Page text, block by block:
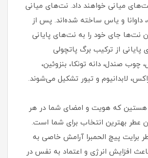
میانی خواهند داد. نت‌های میانی
داوانا و یاس ساخته شده‌اند. پس از
نت‌ها جای خود را به نت‌های پایانی
از ترکیب برگ پاتچولی
چوب صندل، دانه تونکا، بنزوئین،
لابدانیوم و تیور تشکیل می‌شوند.
هستین که هویت و امضای شما در هر
عطر بهترین انتخاب برای شما است.
برایت پیچ الحمبرا آرامش خاصی به
افزایش انرژی و اعتماد به نفس در